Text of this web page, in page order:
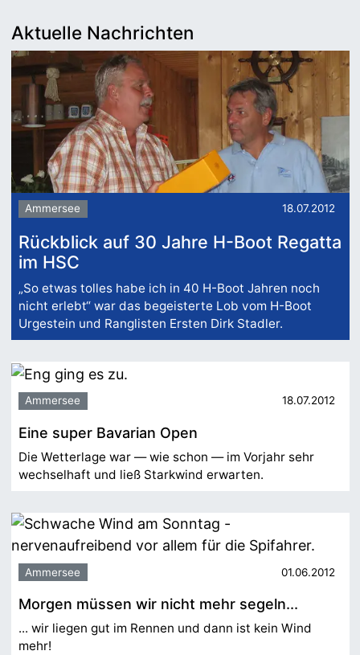
Aktuelle Nachrichten
Ammersee 18.07.2012
Rückblick auf 30 Jahre H-Boot Regatta
im HSC
„So etwas tolles habe ich in 40 H-Boot Jahren noch
nicht erlebt“ war das begeisterte Lob vom H-Boot
Urgestein und Ranglisten Ersten Dirk Stadler.
Ammersee 18.07.2012
Eine super Bavarian Open
Die Wetterlage war — wie schon — im Vorjahr sehr
wechselhaft und ließ Starkwind erwarten.
Ammersee 01.06.2012
Morgen müssen wir nicht mehr segeln...
... wir liegen gut im Rennen und dann ist kein Wind
mehr!